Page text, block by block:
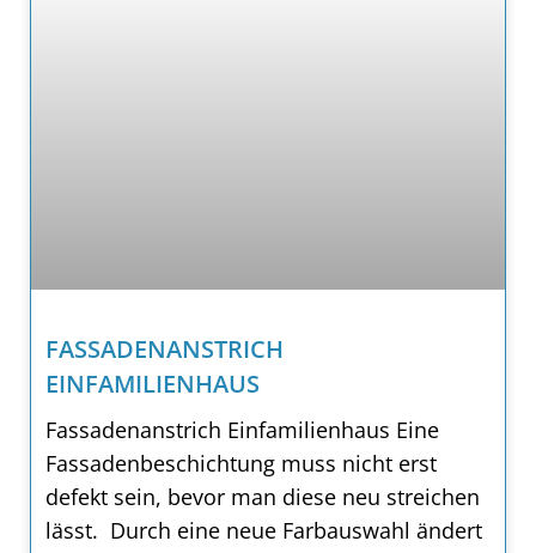
FASSADENANSTRICH
EINFAMILIENHAUS
Fassadenanstrich Einfamilienhaus Eine
Fassadenbeschichtung muss nicht erst
defekt sein, bevor man diese neu streichen
lässt. Durch eine neue Farbauswahl ändert